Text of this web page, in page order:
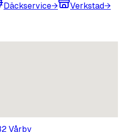
Däckservice→ Verkstad→
Vårby